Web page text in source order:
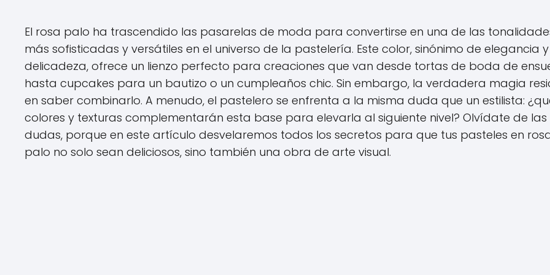
El rosa palo ha trascendido las pasarelas de moda para convertirse en una de las
más sofisticadas y versátiles en el universo de la pastelería. Este color, sinónimo de elegancia y
delicadeza, ofrece un lienzo perfecto para creaciones que van desde tortas de boda de
hasta cupcakes para un bautizo o un cumpleaños chic. Sin embargo, la verdadera magia
en saber combinarlo. A menudo, el pastelero se enfrenta a la misma duda que un estilista:
colores y texturas complementarán esta base para elevarla al siguiente nivel? Olvídate de las
dudas, porque en este artículo desvelaremos todos los secretos para que tus pasteles en
palo no solo sean deliciosos, sino también una obra de arte visual.